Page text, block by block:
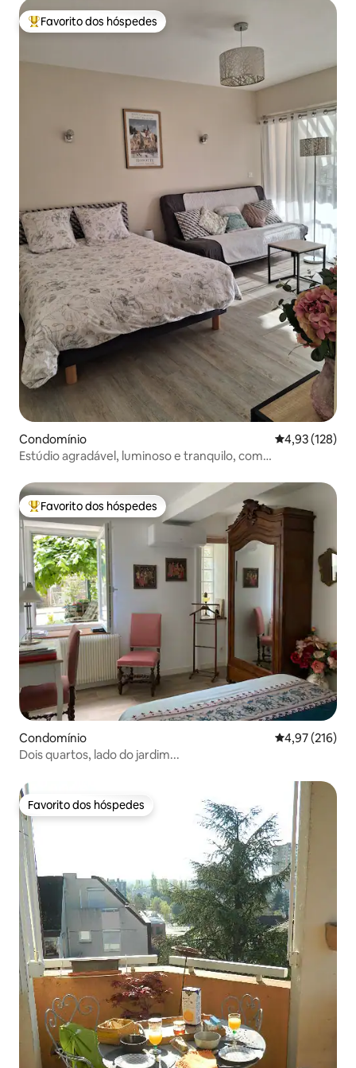
Favoritos dos hóspedes mais apreciados
Favorito dos hóspedes
Condomínio Classificação
4,93 (128)
Estúdio agradável, luminoso e tranquilo, com
Favoritos dos hóspedes mais apreciados
Favorito dos hóspedes
Condomínio Classificação
4,97 (216)
Dois quartos, lado do jardim...
Favorito dos hóspedes
Favorito dos hóspedes